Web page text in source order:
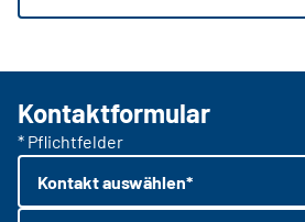
Kontaktformular
* Pflichtfelder
Kontakt auswählen*